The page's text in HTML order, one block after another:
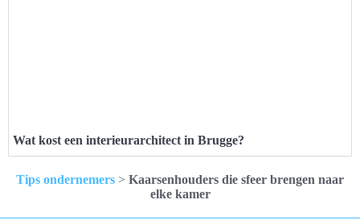
Wat kost een interieurarchitect in Brugge?
Tips ondernemers > Kaarsenhouders die sfeer brengen naar
elke kamer